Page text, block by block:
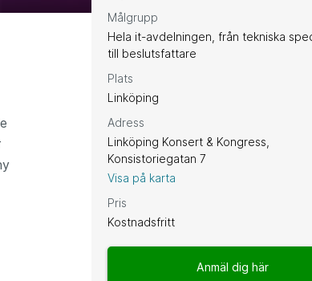
Målgrupp
Hela it-avdelningen, från tekniska
till beslutsfattare
Plats
Linköping
Adress
Linköping Konsert & Kongress,
Konsistoriegatan 7
Visa på karta
Pris
Kostnadsfritt
Anmäl dig här